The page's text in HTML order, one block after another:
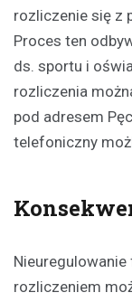
rozliczenie się z
Proces ten
ds. sportu i
rozliczenia
pod adresem
telefoniczny
rozliczeniem